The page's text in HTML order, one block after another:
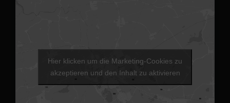
Hier klicken um die Marketing-Cookies zu
akzeptieren und den Inhalt zu aktivieren